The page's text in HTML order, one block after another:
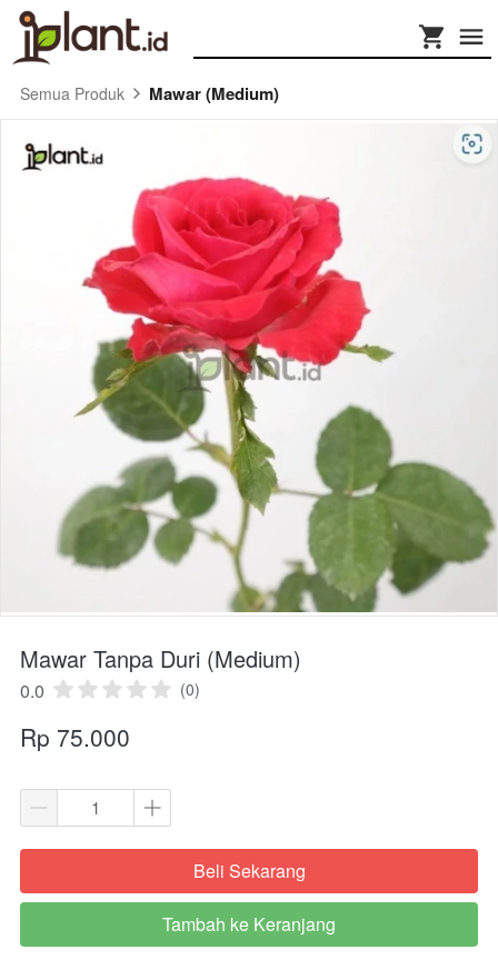
Semua Produk Mawar (Medium)
Mawar Tanpa Duri (Medium)
0.0 (0)
Rp 75.000
`Beli Sekarang
`
Tambah ke Keranjang